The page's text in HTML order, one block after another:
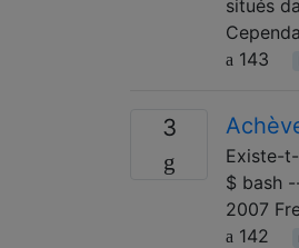
situés
143
3
Existe-
$ bash
2007
142